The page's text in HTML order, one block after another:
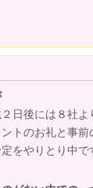
日後には８社
トのお礼と事
をやりとり中